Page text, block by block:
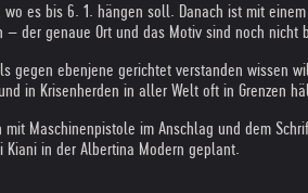
es bis 6. 1. hängen soll. Danach ist mit
der genaue Ort und das Motiv sind noch nicht
ebenjene gerichtet verstanden wissen
in Krisenherden in aller Welt oft in Grenzen
Maschinenpistole im Anschlag und dem
Kiani in der Albertina Modern geplant.